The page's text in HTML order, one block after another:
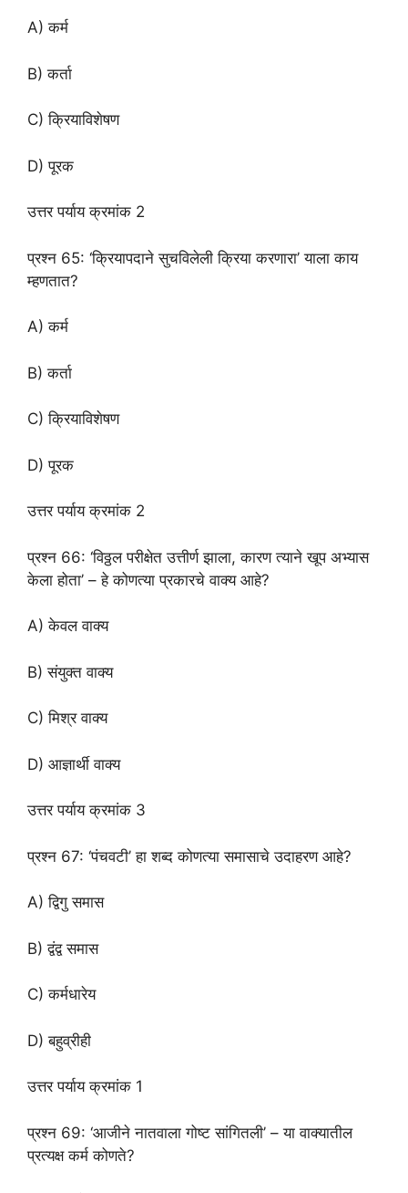
A) कर्म
B) कर्ता
C) क्रियाविशेषण
D) पूरक
उत्तर पर्याय क्रमांक 2
प्रश्न 65: ‘क्रियापदाने सुचविलेली क्रिया करणारा’ याला काय
म्हणतात?
A) कर्म
B) कर्ता
C) क्रियाविशेषण
D) पूरक
उत्तर पर्याय क्रमांक 2
प्रश्न 66: ‘विठ्ठल परीक्षेत उत्तीर्ण झाला, कारण त्याने खूप अभ्यास
केला होता’ – हे कोणत्या प्रकारचे वाक्य आहे?
A) केवल वाक्य
B) संयुक्त वाक्य
C) मिश्र वाक्य
D) आज्ञार्थी वाक्य
उत्तर पर्याय क्रमांक 3
प्रश्न 67: ‘पंचवटी’ हा शब्द कोणत्या समासाचे उदाहरण आहे?
A) द्विगु समास
B) द्वंद्व समास
C) कर्मधारेय
D) बहुव्रीही
उत्तर पर्याय क्रमांक 1
प्रश्न 69: ‘आजीने नातवाला गोष्ट सांगितली’ – या वाक्यातील
प्रत्यक्ष कर्म कोणते?